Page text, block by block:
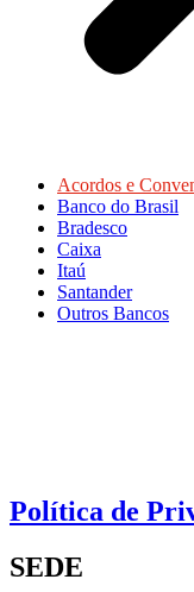
Acordos e
Banco do Brasil
Bradesco
Caixa
Itaú
Santander
Outros Bancos
Política de
SEDE